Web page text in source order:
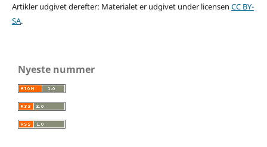
Artikler udgivet derefter: Materialet er udgivet under licensen CC BY-
SA.
Nyeste nummer